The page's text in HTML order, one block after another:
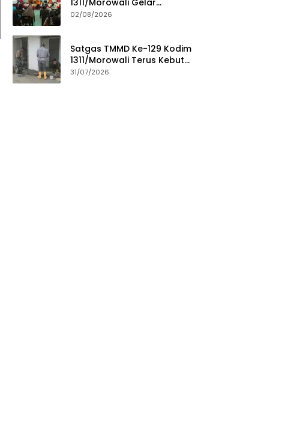
Penyuluhan Mitigasi Bencana
02/08/2026
Satgas TMMD Ke-129 Kodim
1311/Morowali Terus Kebut
Penyelesaian Pembangunan
31/07/2026